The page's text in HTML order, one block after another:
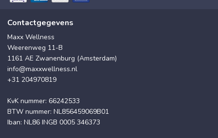
Contactgegevens
Maxx Wellness
Weerenweg 11-B
1161 AE Zwanenburg (Amsterdam)
info@maxxwellness.nl
+31 204970819
KvK nummer: 66242533
BTW nummer: NL856459069B01
Iban: NL86 INGB 0005 346373